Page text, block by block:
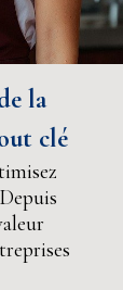
la
clé